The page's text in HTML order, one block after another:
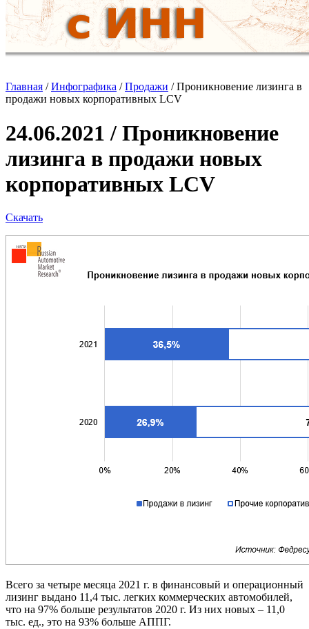
Главная /Инфографика /Продажи /Проникновение лизинга в
продажи новых корпоративных LCV
24.06.2021 / Проникновение
лизинга в продажи новых
корпоративных LCV
Скачать
Всего за четыре месяца 2021 г. в финансовый и операционный
лизинг выдано 11,4 тыс. легких коммерческих автомобилей,
что на 97% больше результатов 2020 г. Из них новых – 11,0
тыс. ед., это на 93% больше АППГ.